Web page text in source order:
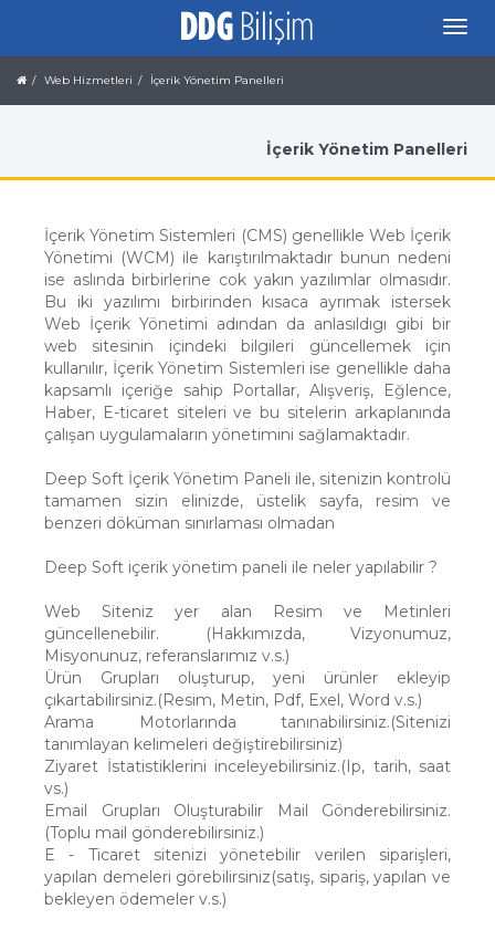
Web Hizmetleri İçerik Yönetim Panelleri
İçerik Yönetim Panelleri
İçerik Yönetim Sistemleri (CMS) genellikle Web İçerik
Yönetimi (WCM) ile karıştırılmaktadır bunun nedeni
ise aslında birbirlerine cok yakın yazılımlar olmasıdır.
Bu iki yazılımı birbirinden kısaca ayrımak istersek
Web İçerik Yönetimi adından da anlasıldıgı gibi bir
web sitesinin içindeki bilgileri güncellemek için
kullanılır, İçerik Yönetim Sistemleri ise genellikle daha
kapsamlı içeriğe sahip Portallar, Alışveriş, Eğlence,
Haber, E-ticaret siteleri ve bu sitelerin arkaplanında
çalışan uygulamaların yönetimini sağlamaktadır.
Deep Soft İçerik Yönetim Paneli ile, sitenizin kontrolü
tamamen sizin elinizde, üstelik sayfa, resim ve
benzeri döküman sınırlaması olmadan
Deep Soft içerik yönetim paneli ile neler yapılabilir ?
Web Siteniz yer alan Resim ve Metinleri
güncellenebilir. (Hakkımızda, Vizyonumuz,
Misyonunuz, referanslarımız v.s.)
Ürün Grupları oluşturup, yeni ürünler ekleyip
çıkartabilirsiniz.(Resim, Metin, Pdf, Exel, Word v.s.)
Arama Motorlarında tanınabilirsiniz.(Sitenizi
tanımlayan kelimeleri değiştirebilirsiniz)
Ziyaret İstatistiklerini inceleyebilirsiniz.(Ip, tarih, saat
vs.)
Email Grupları Oluşturabilir Mail Gönderebilirsiniz.
(Toplu mail gönderebilirsiniz.)
E - Ticaret sitenizi yönetebilir verilen siparişleri,
yapılan demeleri görebilirsiniz(satış, sipariş, yapılan ve
bekleyen ödemeler v.s.)